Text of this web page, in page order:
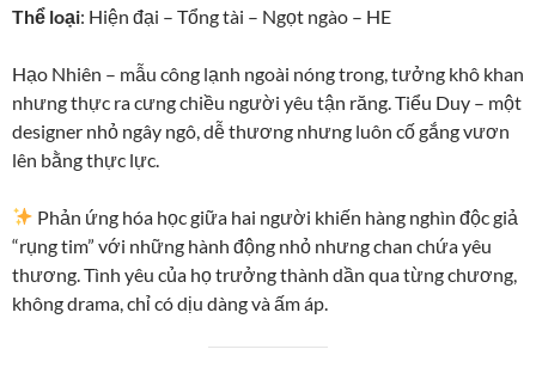
Thể loại: Hiện đại – Tổng tài – Ngọt ngào – HE
Hạo Nhiên – mẫu công lạnh ngoài nóng trong, tưởng khô khan
nhưng thực ra cưng chiều người yêu tận răng. Tiểu Duy – một
designer nhỏ ngây ngô, dễ thương nhưng luôn cố gắng vươn
lên bằng thực lực.
Phản ứng hóa học giữa hai người khiến hàng nghìn độc giả
“rụng tim” với những hành động nhỏ nhưng chan chứa yêu
thương. Tình yêu của họ trưởng thành dần qua từng chương,
không drama, chỉ có dịu dàng và ấm áp.